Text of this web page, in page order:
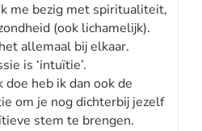
me bezig met spiritualiteit,
(ook lichamelijk).
allemaal bij elkaar.
is ‘intuïtie’.
heb ik dan ook de
om je nog dichterbij jezelf
stem te brengen.